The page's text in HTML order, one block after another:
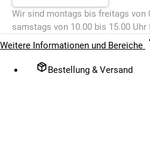
Wir sind montags bis freitags von
samstags von 10.00 bis 15.00 Uhr
Weitere Informationen und Bereiche
Bestellung & Versand